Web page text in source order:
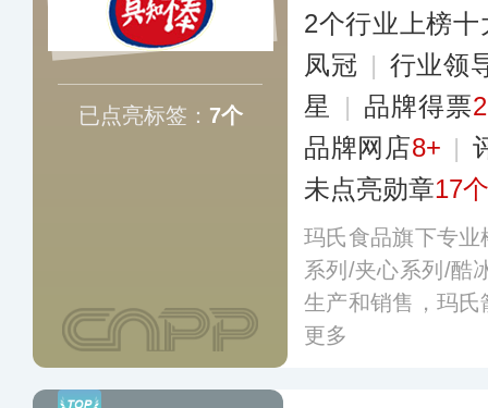
已点亮标签： 7个
2个行业上榜十
凤冠 | 行业领
星
| 品牌得票
品牌网店8+ |
未点亮勋章17个
玛氏食品旗下专
系列/夹心系列/酷
生产和销售，玛
更多